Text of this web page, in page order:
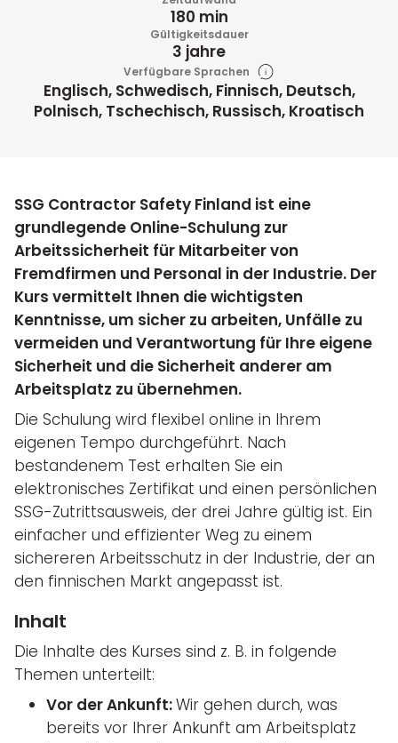
180 min
Gültigkeitsdauer
3 jahre
Verfügbare Sprachen
Englisch, Schwedisch, Finnisch, Deutsch,
Polnisch, Tschechisch, Russisch, Kroatisch
SSG Contractor Safety Finland ist eine
grundlegende Online-Schulung zur
Arbeitssicherheit für Mitarbeiter von
Fremdfirmen und Personal in der Industrie. Der
Kurs vermittelt Ihnen die wichtigsten
Kenntnisse, um sicher zu arbeiten, Unfälle zu
vermeiden und Verantwortung für Ihre eigene
Sicherheit und die Sicherheit anderer am
Arbeitsplatz zu übernehmen.
Die Schulung wird flexibel online in Ihrem
eigenen Tempo durchgeführt. Nach
bestandenem Test erhalten Sie ein
elektronisches Zertifikat und einen persönlichen
SSG-Zutrittsausweis, der drei Jahre gültig ist. Ein
einfacher und effizienter Weg zu einem
sichereren Arbeitsschutz in der Industrie, der an
den finnischen Markt angepasst ist.
Inhalt
Die Inhalte des Kurses sind z. B. in folgende
Themen unterteilt:
Vor der Ankunft:Wir gehen durch, was
bereits vor Ihrer Ankunft am Arbeitsplatz